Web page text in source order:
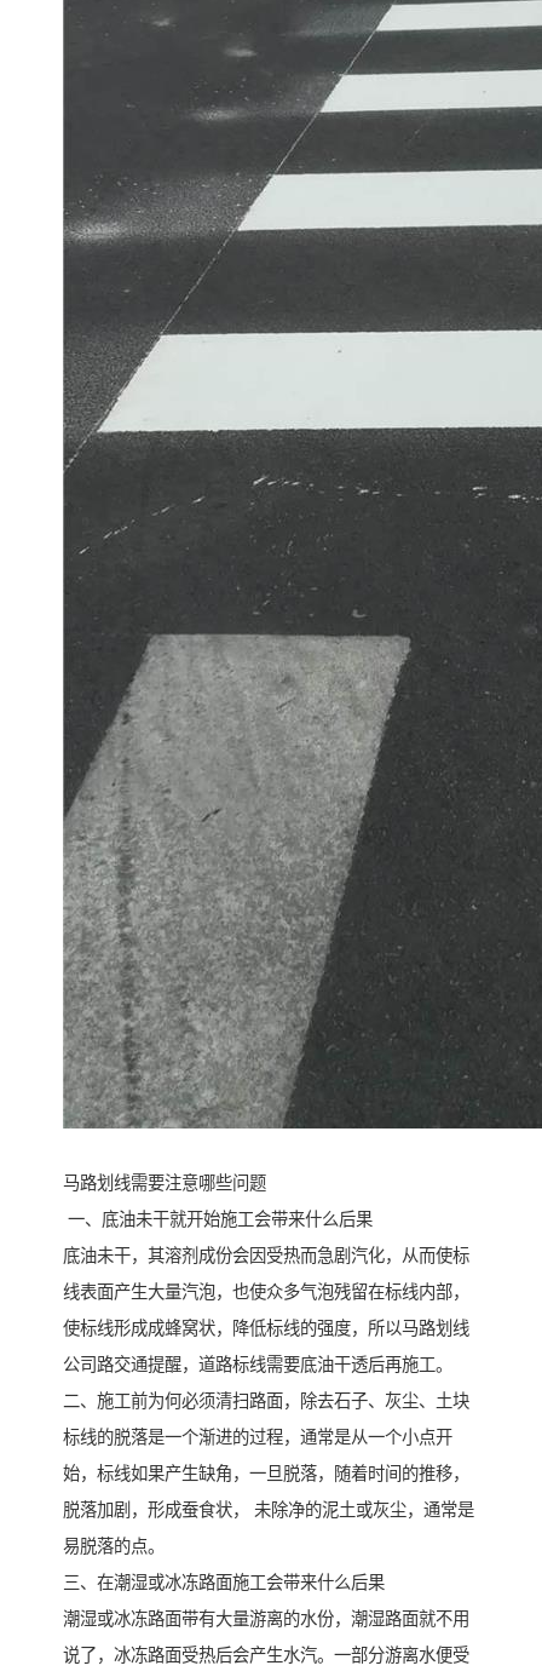
马路划线需要注意哪些问题
一、底油未干就开始施工会带来什么后果
底油未干，其溶剂成份会因受热而急剧汽化，从而使标
线表面产生大量汽泡，也使众多气泡残留在标线内部，
使标线形成成蜂窝状，降低标线的强度，所以马路划线
公司路交通提醒，道路标线需要底油干透后再施工。
二、施工前为何必须清扫路面，除去石子、灰尘、土块
标线的脱落是一个渐进的过程，通常是从一个小点开
始，标线如果产生缺角，一旦脱落，随着时间的推移，
脱落加剧，形成蚕食状， 未除净的泥土或灰尘，通常是
易脱落的点。
三、在潮湿或冰冻路面施工会带来什么后果
潮湿或冰冻路面带有大量游离的水份，潮湿路面就不用
说了，冰冻路面受热后会产生水汽。一部分游离水便受